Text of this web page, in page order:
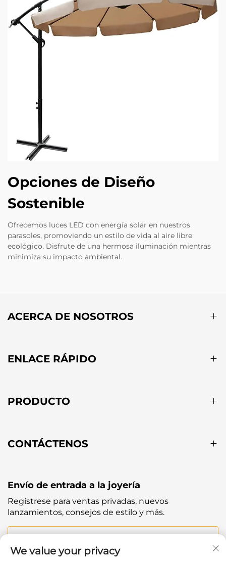
Opciones de Diseño
Sostenible
Ofrecemos luces LED con energía solar en nuestros
parasoles, promoviendo un estilo de vida al aire libre
ecológico. Disfrute de una hermosa iluminación mientras
minimiza su impacto ambiental.
ACERCA DE NOSOTROS
ENLACE RÁPIDO
PRODUCTO
CONTÁCTENOS
Envío de entrada a la joyería
Regístrese para ventas privadas, nuevos
lanzamientos, consejos de estilo y más.
Tu correo electrónico
We value your privacy